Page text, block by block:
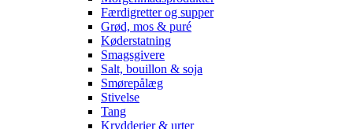
Færdigretter og supper
Grød, mos & puré
Køderstatning
Smagsgivere
Salt, bouillon & soja
Smørepålæg
Stivelse
Tang
Krydderier & urter